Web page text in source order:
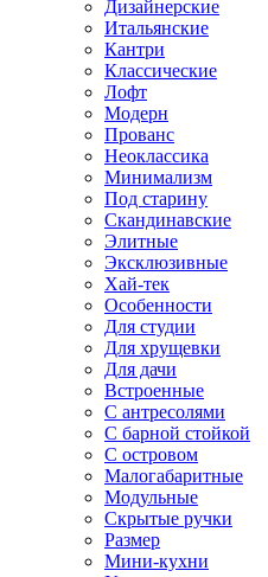
Дизайнерские
Итальянские
Кантри
Классические
Лофт
Модерн
Прованс
Неоклассика
Минимализм
Под старину
Скандинавские
Элитные
Эксклюзивные
Хай-тек
Особенности
Для студии
Для хрущевки
Для дачи
Встроенные
С антресолями
С барной стойкой
С островом
Малогабаритные
Модульные
Скрытые ручки
Размер
Мини-кухни